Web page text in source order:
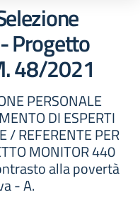
Progetto
48/2021
PERSONALE
DI ESPERTI
/ REFERENTE PER
MONITOR 440
alla povertà
- A.